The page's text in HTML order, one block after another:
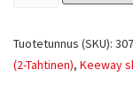
Tuotetunnus (SKU):
(2-Tahtinen), Keeway